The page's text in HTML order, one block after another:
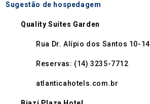
Sugestão de hospedagem
Quality Suítes Garden
Rua Dr. Alípio dos Santos 10-14
Reservas: (14) 3235-7712
atlanticahotels.com.br